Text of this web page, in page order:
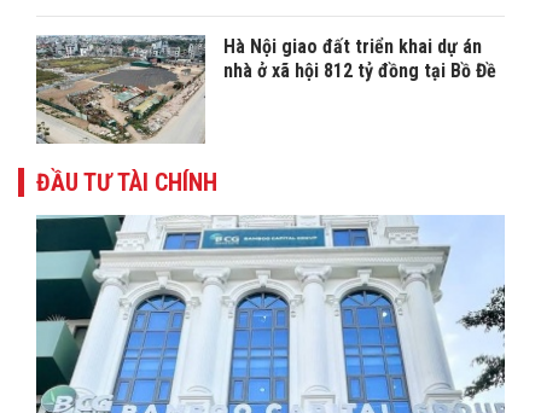
Hà Nội giao đất triển khai dự án
nhà ở xã hội 812 tỷ đồng tại Bồ Đề
ĐẦU TƯ TÀI CHÍNH